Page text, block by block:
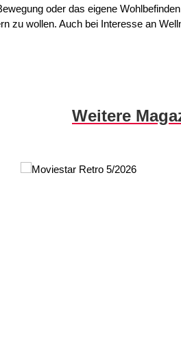
oder das eigene
zu wollen. Auch bei Interesse an
Weitere